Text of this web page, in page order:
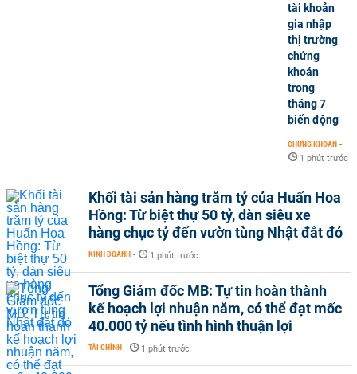
tài khoản
gia nhập
thị trường
chứng
khoán
trong
tháng 7
biến động
CHỨNG KHOÁN -
1 phút trước
Khối tài sản hàng trăm tỷ của Huấn Hoa
Hồng: Từ biệt thự 50 tỷ, dàn siêu xe
hàng chục tỷ đến vườn tùng Nhật đắt đỏ
KINH DOANH - 1 phút trước
Tổng Giám đốc MB: Tự tin hoàn thành
kế hoạch lợi nhuận năm, có thể đạt mốc
40.000 tỷ nếu tình hình thuận lợi
TÀI CHÍNH - 1 phút trước